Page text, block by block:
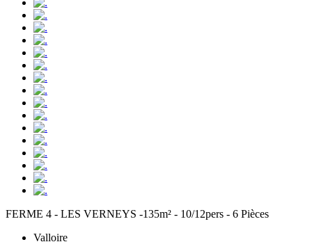
FERME 4 - LES VERNEYS -135m² - 10/12pers - 6 Pièces
Valloire